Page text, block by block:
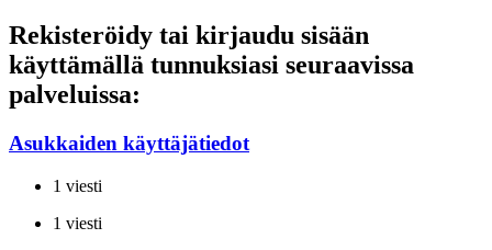
Rekisteröidy tai kirjaudu sisään
käyttämällä tunnuksiasi seuraavissa
palveluissa:
Asukkaiden käyttäjätiedot
1 viesti
1 viesti